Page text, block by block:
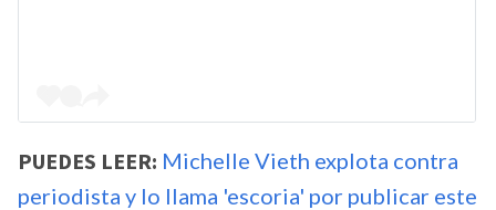
PUEDES LEER: Michelle Vieth explota contra
periodista y lo llama 'escoria' por publicar este